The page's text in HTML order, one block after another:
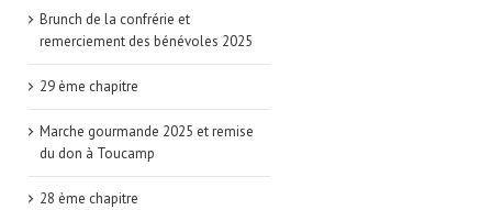
Brunch de la confrérie et
remerciement des bénévoles 2025
29 ème chapitre
Marche gourmande 2025 et remise
du don à Toucamp
28 ème chapitre